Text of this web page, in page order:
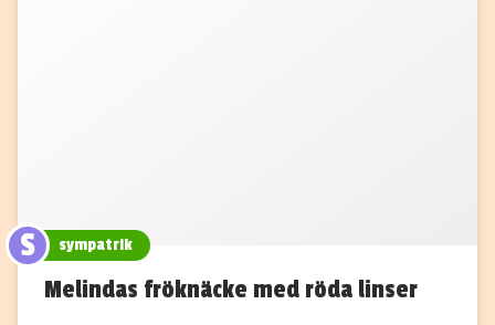
S sympatrik
Melindas fröknäcke med röda linser